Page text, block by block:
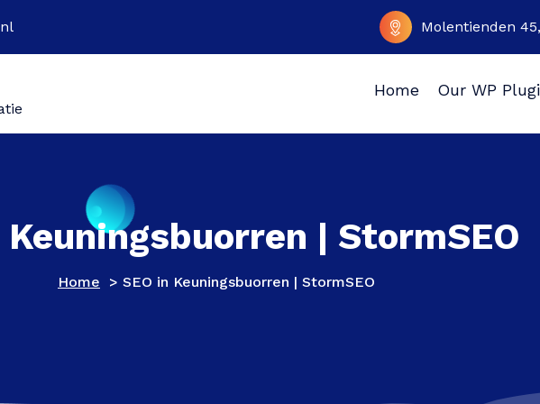
Molentienden
Home Our WP
Keuningsbuorren | StormSEO
Home > SEO in Keuningsbuorren | StormSEO